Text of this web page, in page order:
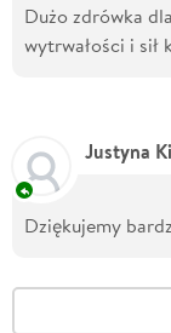
Dużo zdrówka
wytrwałości i sił
Justyna
Dziękujemy